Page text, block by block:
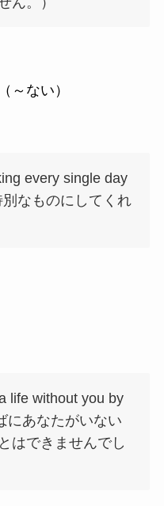
～ない）
every single day
なものにしてくれ
life without you by
にあなたがいない
はできませんでし